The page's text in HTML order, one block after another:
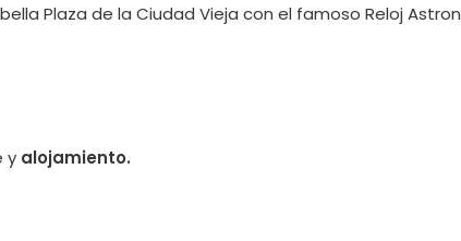
Plaza de la Ciudad Vieja con el famoso Reloj
y alojamiento.